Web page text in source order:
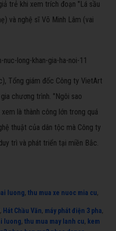
trẻ khi xem trích đoạn "Lá sầu
và nghệ sĩ Võ Minh Lâm (vai
Tổng giám đốc Công ty VietArt
chương trình. "Ngôi sao
là thành công lớn trong quá
thuật của dân tộc mà Công ty
trì và phát triển tại miền Bắc.
luong, thu mua xe nuoc mia cu,
, Hát Chầu Văn, máy phát điện 3 pha,
luong, thu mua may lanh cu, kem